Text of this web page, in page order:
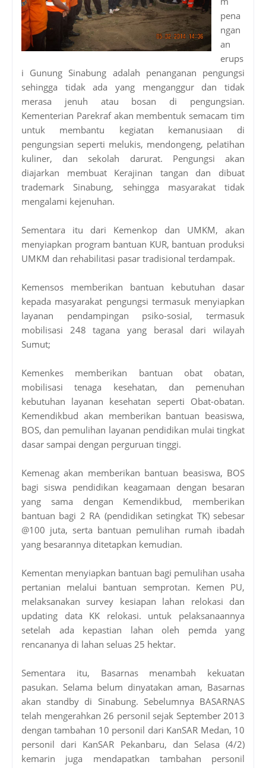
pena
ngan
an
erups
i Gunung Sinabung adalah penanganan pengungsi
sehingga tidak ada yang menganggur dan tidak
merasa jenuh atau bosan di pengungsian.
Kementerian Parekraf akan membentuk semacam tim
untuk membantu kegiatan kemanusiaan di
pengungsian seperti melukis, mendongeng, pelatihan
kuliner, dan sekolah darurat. Pengungsi akan
diajarkan membuat Kerajinan tangan dan dibuat
trademark Sinabung, sehingga masyarakat tidak
mengalami kejenuhan.
Sementara itu dari Kemenkop dan UMKM, akan
menyiapkan program bantuan KUR, bantuan produksi
UMKM dan rehabilitasi pasar tradisional terdampak.
Kemensos memberikan bantuan kebutuhan dasar
kepada masyarakat pengungsi termasuk menyiapkan
layanan pendampingan psiko-sosial, termasuk
mobilisasi 248 tagana yang berasal dari wilayah
Sumut;
Kemenkes memberikan bantuan obat obatan,
mobilisasi tenaga kesehatan, dan pemenuhan
kebutuhan layanan kesehatan seperti Obat-obatan.
Kemendikbud akan memberikan bantuan beasiswa,
BOS, dan pemulihan layanan pendidikan mulai tingkat
dasar sampai dengan perguruan tinggi.
Kemenag akan memberikan bantuan beasiswa, BOS
bagi siswa pendidikan keagamaan dengan besaran
yang sama dengan Kemendikbud, memberikan
bantuan bagi 2 RA (pendidikan setingkat TK) sebesar
@100 juta, serta bantuan pemulihan rumah ibadah
yang besarannya ditetapkan kemudian.
Kementan menyiapkan bantuan bagi pemulihan usaha
pertanian melalui bantuan semprotan. Kemen PU,
melaksanakan survey kesiapan lahan relokasi dan
updating data KK relokasi. untuk pelaksanaannya
setelah ada kepastian lahan oleh pemda yang
rencananya di lahan seluas 25 hektar.
Sementara itu, Basarnas menambah kekuatan
pasukan. Selama belum dinyatakan aman, Basarnas
akan standby di Sinabung. Sebelumnya BASARNAS
telah mengerahkan 26 personil sejak September 2013
dengan tambahan 10 personil dari KanSAR Medan, 10
personil dari KanSAR Pekanbaru, dan Selasa (4/2)
kemarin juga mendapatkan tambahan personil